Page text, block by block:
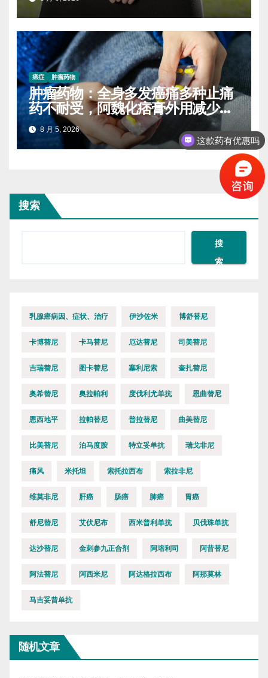
癌症 肿瘤药物
肿瘤药物：全身多发癌痛多种止痛
药不耐受，阿魏化痞膏外用减少口
服药量的实操案例
8 月 5, 2026
搜索
搜
索
乳腺癌病因、症状、治疗 伊沙佐米 博舒替尼
卡博替尼 卡马替尼 厄达替尼 司美替尼
吉瑞替尼 图卡替尼 塞利尼索 奎扎替尼
奥希替尼 奥拉帕利 度伐利尤单抗 恩曲替尼
恩西地平 拉帕替尼 普拉替尼 曲美替尼
比美替尼 泊马度胺 特立妥单抗 瑞戈非尼
痛风 米托坦 索托拉西布 索拉非尼
维莫非尼 肝癌 肠癌 肺癌 胃癌
舒尼替尼 艾伏尼布 西米普利单抗 贝伐珠单抗
达沙替尼 金刺参九正合剂 阿培利司 阿昔替尼
阿法替尼 阿西米尼 阿达格拉西布 阿那莫林
马吉妥昔单抗
随机文章
这款药有优惠吗